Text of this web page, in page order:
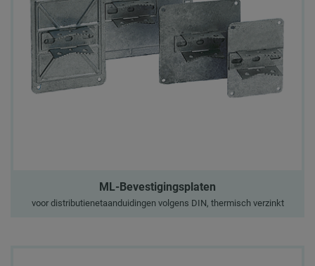
ML-Bevestigingsplaten
voor distributienetaanduidingen volgens DIN, thermisch verzinkt